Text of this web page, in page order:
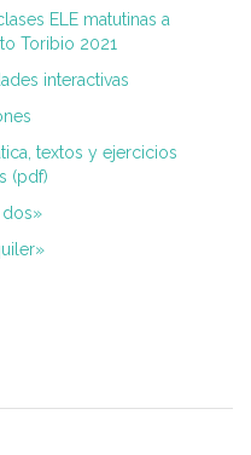
ELE matutinas a
Toribio 2021
interactivas
textos y ejercicios
(pdf)
dos»